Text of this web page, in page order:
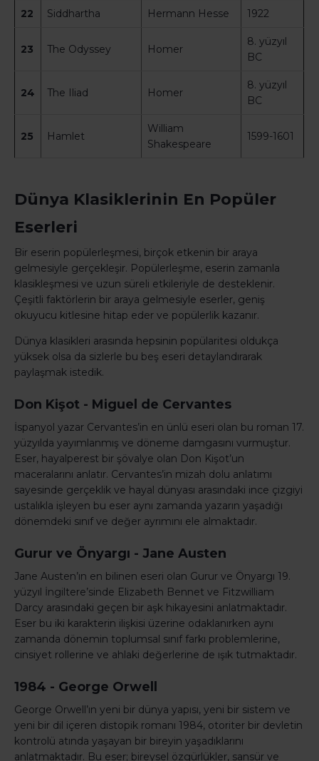
22 Siddhartha Hermann Hesse 1922
23 The Odyssey Homer
8. yüzyıl
BC
24 The Iliad Homer
8. yüzyıl
BC
25 Hamlet
William
Shakespeare
1599-1601
Dünya Klasiklerinin En Popüler
Eserleri
Bir eserin popülerleşmesi, birçok etkenin bir araya
gelmesiyle gerçekleşir. Popülerleşme, eserin zamanla
klasikleşmesi ve uzun süreli etkileriyle de desteklenir.
Çeşitli faktörlerin bir araya gelmesiyle eserler, geniş
okuyucu kitlesine hitap eder ve popülerlik kazanır.
Dünya klasikleri arasında hepsinin popülaritesi oldukça
yüksek olsa da sizlerle bu beş eseri detaylandırarak
paylaşmak istedik.
Don Kişot - Miguel de Cervantes
İspanyol yazar Cervantes’in en ünlü eseri olan bu roman 17.
yüzyılda yayımlanmış ve döneme damgasını vurmuştur.
Eser, hayalperest bir şövalye olan Don Kişot’un
maceralarını anlatır. Cervantes’in mizah dolu anlatımı
sayesinde gerçeklik ve hayal dünyası arasındaki ince çizgiyi
ustalıkla işleyen bu eser aynı zamanda yazarın yaşadığı
dönemdeki sınıf ve değer ayrımını ele almaktadır.
Gurur ve Önyargı - Jane Austen
Jane Austen’ın en bilinen eseri olan Gurur ve Önyargı 19.
yüzyıl İngiltere’sinde Elizabeth Bennet ve Fitzwilliam
Darcy arasındaki geçen bir aşk hikayesini anlatmaktadır.
Eser bu iki karakterin ilişkisi üzerine odaklanırken aynı
zamanda dönemin toplumsal sınıf farkı problemlerine,
cinsiyet rollerine ve ahlaki değerlerine de ışık tutmaktadır.
1984 - George Orwell
George Orwell’ın yeni bir dünya yapısı, yeni bir sistem ve
yeni bir dil içeren distopik romanı 1984, otoriter bir devletin
kontrolü atında yaşayan bir bireyin yaşadıklarını
anlatmaktadır. Bu eser; bireysel özgürlükler, sansür ve